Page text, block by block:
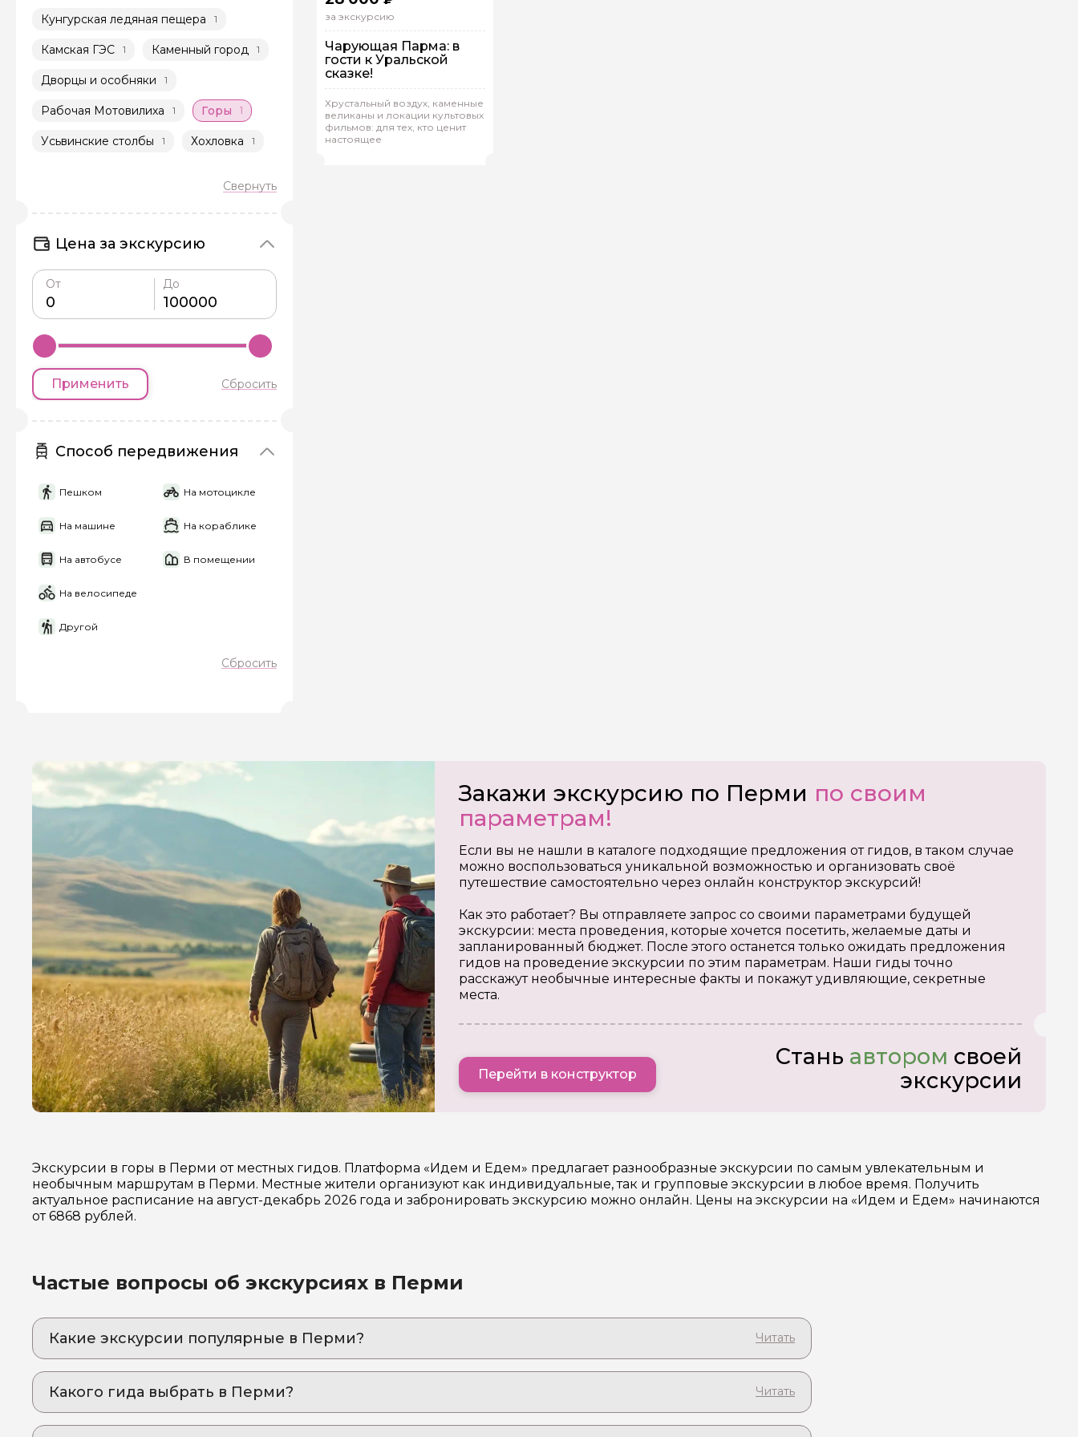
Кунгурская ледяная пещера 1
Камская ГЭС 1 Каменный город 1
Дворцы и особняки 1
Рабочая Мотовилиха 1 Горы 1
Усьвинские столбы 1 Хохловка 1
Цена за экскурсию
От До
Применить Сбросить
Способ передвижения
Пешком На мотоцикле
На машине На кораблике
На автобусе В помещении
На велосипеде
Другой
Сбросить
за экскурсию
Чарующая Парма: в
гости к Уральской
сказке!
Хрустальный воздух, каменные
великаны и локации культовых
фильмов: для тех, кто ценит
настоящее
Ксения.Б 808
Индивидуальная
На машине
Закажи экскурсию по Перми по своим
параметрам!
Если вы не нашли в каталоге подходящие предложения от гидов, в таком случае
можно воспользоваться уникальной возможностью и организовать своё
путешествие самостоятельно через онлайн конструктор экскурсий!
Как это работает? Вы отправляете запрос со своими параметрами будущей
экскурсии: места проведения, которые хочется посетить, желаемые даты и
запланированный бюджет. После этого останется только ожидать предложения
гидов на проведение экскурсии по этим параметрам. Наши гиды точно
расскажут необычные интересные факты и покажут удивляющие, секретные
места.
Перейти в конструктор
Стань автором своей
экскурсии
Экскурсии в горы в Перми от местных гидов. Платформа «Идем и Едем» предлагает разнообразные экскурсии по самым увлекательным и
необычным маршрутам в Перми. Местные жители организуют как индивидуальные, так и групповые экскурсии в любое время. Получить
актуальное расписание на август-декабрь 2026 года и забронировать экскурсию можно онлайн. Цены на экскурсии на «Идем и Едем» начинаются
от 6868 рублей.
Частые вопросы об экскурсиях в Перми
Какие экскурсии популярные в Перми?
Прикоснитесь к истории освоения Сибири!
Какого гида выбрать в Перми?
Как вас зовут
Если у вас есть интересующие вопросы, можете их задать
Я даю своё согласие на обработку